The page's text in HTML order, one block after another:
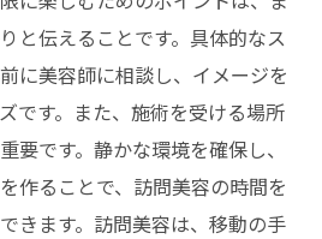
と伝えることです。具体的なス
に美容師に相談し、イメージを
です。また、施術を受ける場所
要です。静かな環境を確保し、
作ることで、訪問美容の時間を
きます。訪問美容は、移動の手